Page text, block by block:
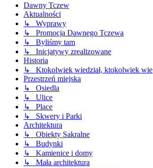
Dawny Tczew
Aktualności
↳ Wyprawy
↳ Promocja Dawnego Tczewa
↳ Byliśmy tam
↳ Inicjatywy zrealizowane
Historia
↳ Ktokolwiek wiedział, ktokolwiek wie
Przestrzeń miejska
↳ Osiedla
↳ Ulice
↳ Place
↳ Skwery i Parki
Architektura
↳ Obiekty Sakralne
↳ Budynki
↳ Kamienice i domy
↳ Mała architektura